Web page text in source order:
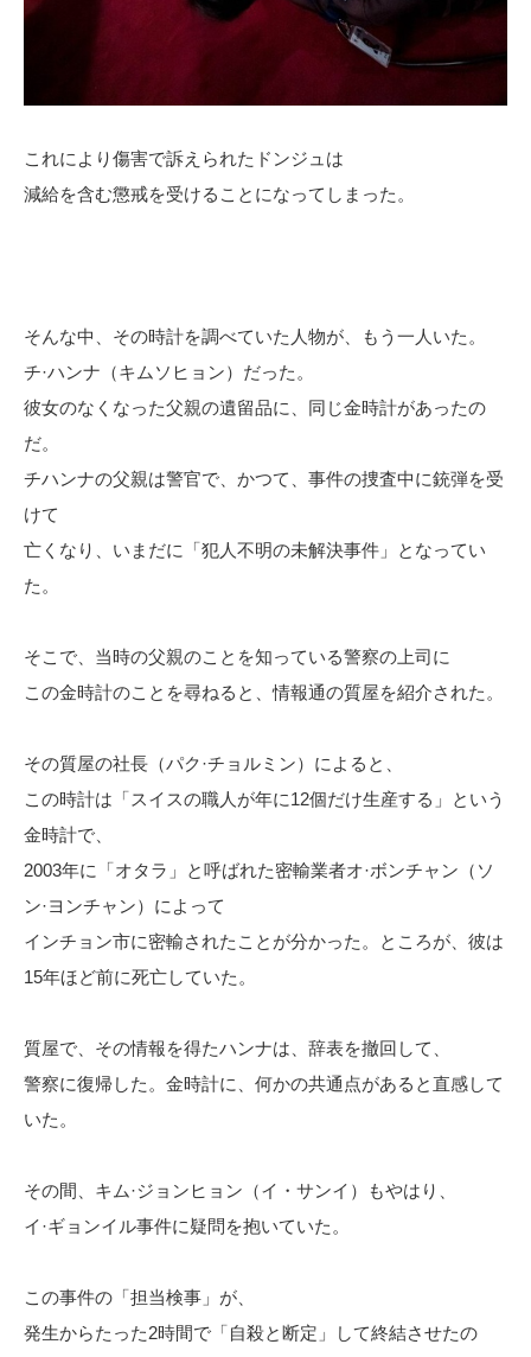
これにより傷害で訴えられたドンジュは
減給を含む懲戒を受けることになってしまった。
そんな中、その時計を調べていた人物が、もう一人いた。
チ·ハンナ（キムソヒョン）だった。
彼女のなくなった父親の遺留品に、同じ金時計があったの
だ。
チハンナの父親は警官で、かつて、事件の捜査中に銃弾を受
けて
亡くなり、いまだに「犯人不明の未解決事件」となってい
た。
そこで、当時の父親のことを知っている警察の上司に
この金時計のことを尋ねると、情報通の質屋を紹介された。
その質屋の社長（パク·チョルミン）によると、
この時計は「スイスの職人が年に12個だけ生産する」という
金時計で、
2003年に「オタラ」と呼ばれた密輸業者オ·ボンチャン（ソ
ン·ヨンチャン）によって
インチョン市に密輸されたことが分かった。ところが、彼は
15年ほど前に死亡していた。
質屋で、その情報を得たハンナは、辞表を撤回して、
警察に復帰した。金時計に、何かの共通点があると直感して
いた。
その間、キム·ジョンヒョン（イ・サンイ）もやはり、
イ·ギョンイル事件に疑問を抱いていた。
この事件の「担当検事」が、
発生からたった2時間で「自殺と断定」して終結させたの